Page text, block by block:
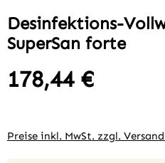
Desinfektions-
SuperSan forte
Regulärer Preis:
178,44 €
Preise inkl. MwSt. zzgl.